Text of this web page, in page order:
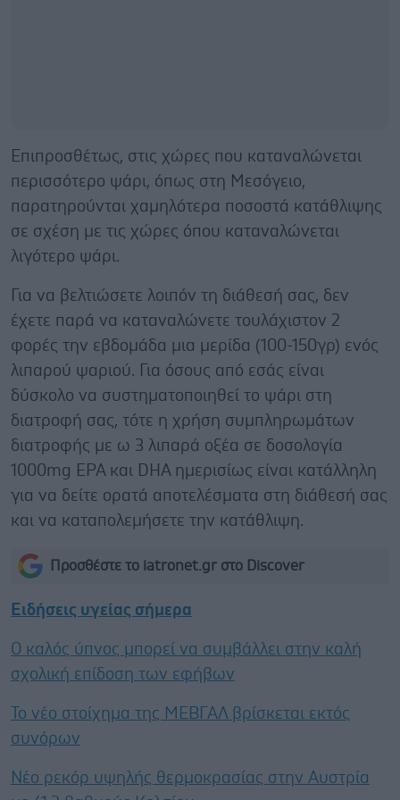
Επιπροσθέτως, στις χώρες που καταναλώνεται
περισσότερο ψάρι, όπως στη Μεσόγειο,
παρατηρούνται χαμηλότερα ποσοστά κατάθλιψης
σε σχέση με τις χώρες όπου καταναλώνεται
λιγότερο ψάρι.
Για να βελτιώσετε λοιπόν τη διάθεσή σας, δεν
έχετε παρά να καταναλώνετε τουλάχιστον 2
φορές την εβδομάδα μια μερίδα (100-150γρ) ενός
λιπαρού ψαριού. Για όσους από εσάς είναι
δύσκολο να συστηματοποιηθεί το ψάρι στη
διατροφή σας, τότε η χρήση συμπληρωμάτων
διατροφής με ω 3 λιπαρά οξέα σε δοσολογία
1000mg ΕPA και DHA ημερισίως είναι κατάλληλη
για να δείτε ορατά αποτελέσματα στη διάθεσή σας
και να καταπολεμήσετε την κατάθλιψη.
Προσθέστε το iatronet.gr στο Discover
Ειδήσεις υγείας σήμερα
Ο καλός ύπνος μπορεί να συμβάλλει στην καλή
σχολική επίδοση των εφήβων
Το νέο στοίχημα της ΜΕΒΓΑΛ βρίσκεται εκτός
συνόρων
Νέο ρεκόρ υψηλής θερμοκρασίας στην Αυστρία